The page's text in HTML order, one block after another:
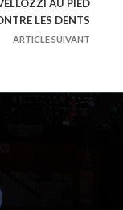
AU PIED
LES DENTS
ARTICLE SUIVANT